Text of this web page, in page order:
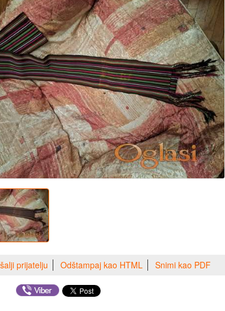
prijatelju Odštampaj kao HTML Snimi kao PDF